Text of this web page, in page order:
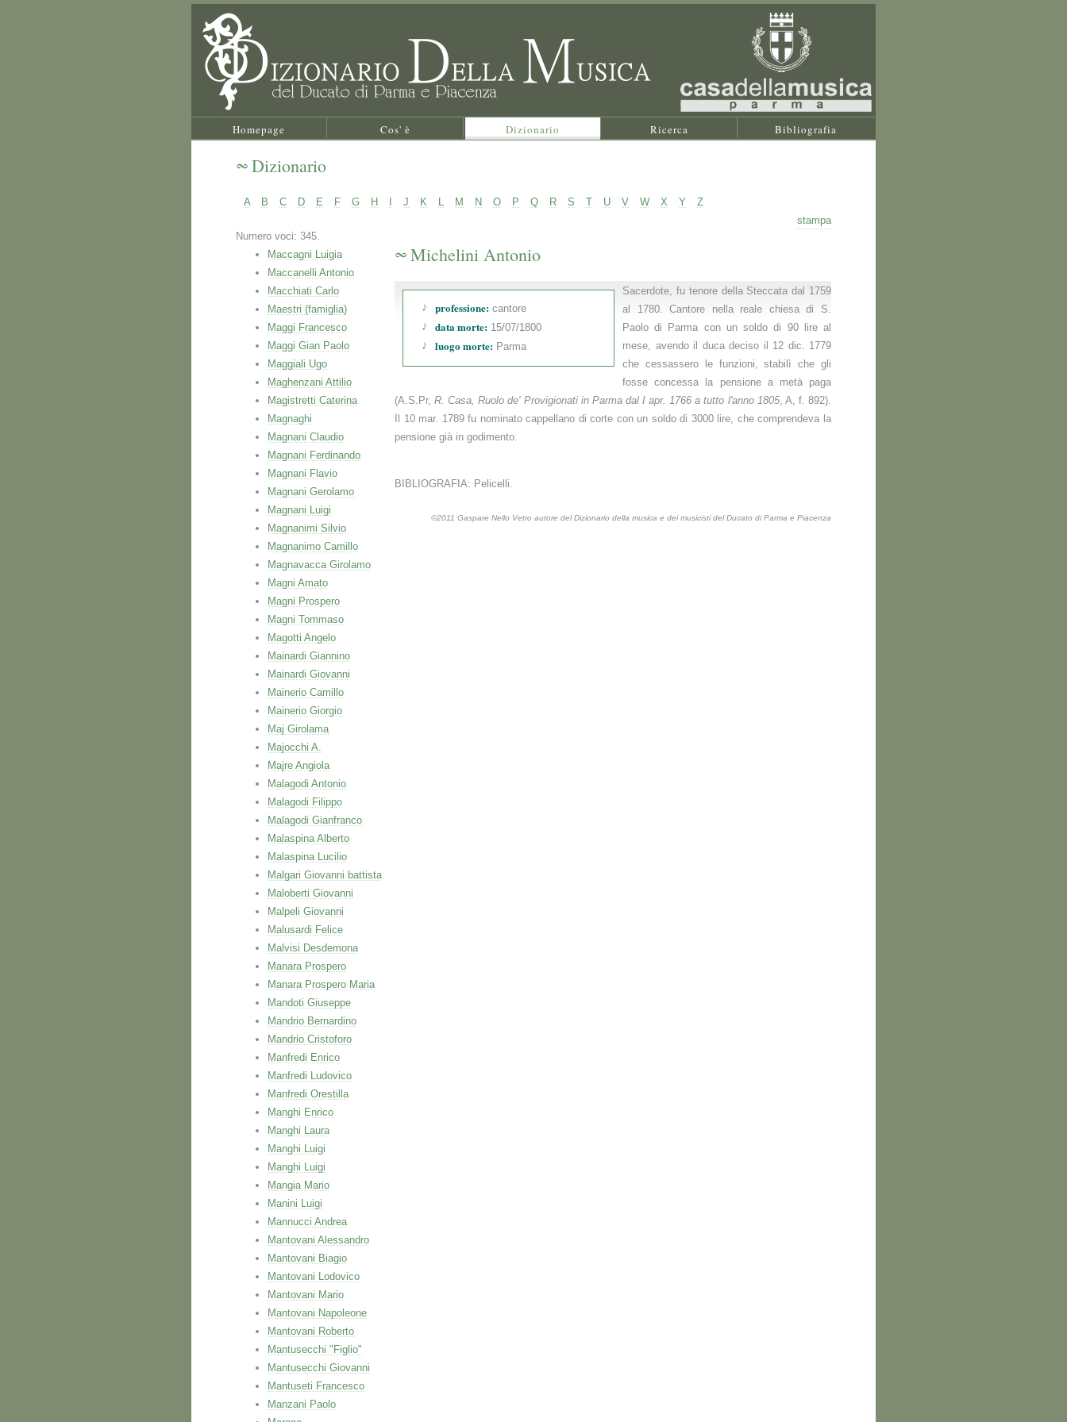
Homepage Cos' è Dizionario Ricerca Bibliografia
Dizionario
A B C D E F G H J K L M N O P Q R S T U V W X Y
Z
stampa
Numero voci: 345.
Maccagni Luigia
Maccanelli Antonio
Macchiati Carlo
Maestri (famiglia)
Maggi Francesco
Maggi Gian Paolo
Maggiali Ugo
Maghenzani Attilio
Magistretti Caterina
Magnaghi
Magnani Claudio
Magnani Ferdinando
Magnani Flavio
Magnani Gerolamo
Magnani Luigi
Magnanimi Silvio
Magnanimo Camillo
Magnavacca Girolamo
Magni Amato
Magni Prospero
Magni Tommaso
Magotti Angelo
Mainardi Giannino
Mainardi Giovanni
Mainerio Camillo
Mainerio Giorgio
Maj Girolama
Majocchi A.
Majre Angiola
Malagodi Antonio
Malagodi Filippo
Malagodi Gianfranco
Malaspina Alberto
Malaspina Lucilio
Malgari Giovanni battista
Maloberti Giovanni
Malpeli Giovanni
Malusardi Felice
Malvisi Desdemona
Manara Prospero
Manara Prospero Maria
Mandoti Giuseppe
Mandrio Bernardino
Mandrio Cristoforo
Manfredi Enrico
Manfredi Ludovico
Manfredi Orestilla
Manghi Enrico
Manghi Laura
Manghi Luigi
Manghi Luigi
Mangia Mario
Manini Luigi
Mannucci Andrea
Mantovani Alessandro
Mantovani Biagio
Mantovani Lodovico
Mantovani Mario
Mantovani Napoleone
Mantovani Roberto
Mantusecchi "Figlio"
Mantusecchi Giovanni
Mantuseti Francesco
Manzani Paolo
Michelini Antonio
professione: cantore
data morte: 15/07/1800
luogo morte: Parma
Sacerdote, fu tenore della Steccata dal 1759
al 1780. Cantore nella reale chiesa di S.
Paolo di Parma con un soldo di 90 lire al
mese, avendo il duca deciso il 12 dic. 1779
che cessassero le funzioni, stabilì che gli
fosse concessa la pensione a metà paga
(A.S.Pr,R. Casa, Ruolo de' Provigionati in Parma dal I apr. 1766 a tutto l'anno 1805, A, f. 892).
Il 10 mar. 1789 fu nominato cappellano di corte con un soldo di 3000 lire, che comprendeva la
pensione già in godimento.
BIBLIOGRAFIA: Pelicelli.
©2011 Gaspare Nello Vetro autore del Dizionario della musica e dei musicisti del Ducato di Parma e Piacenza